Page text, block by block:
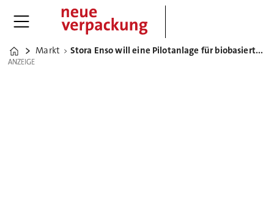
Home
Markt Stora Enso will eine Pilotanlage für biobasierten Verpackungsschaum bauen
ANZEIGE
ANZEIGE